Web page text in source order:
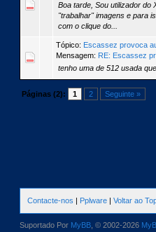
Boa tarde, Sou utilizador do
"trabalhar" imagens e para
com o clique do...
Tópico: Escassez provoca
Mensagem: RE: Escassez
tenho uma de 512 usada
Páginas (2): 1 2 Seguinte »
Contacte-nos | Pplware | Voltar ao
Suportado Por MyBB , © 2002-2026